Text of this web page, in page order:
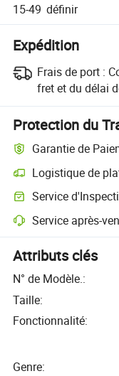
15-49 définir
Expédition
Frais de port :
fret et du délai
Protection du
Garantie de
Logistique de
Service
Service après-
Attributs clés
N° de Modèle.:
Taille:
Fonctionnalité:
Genre: